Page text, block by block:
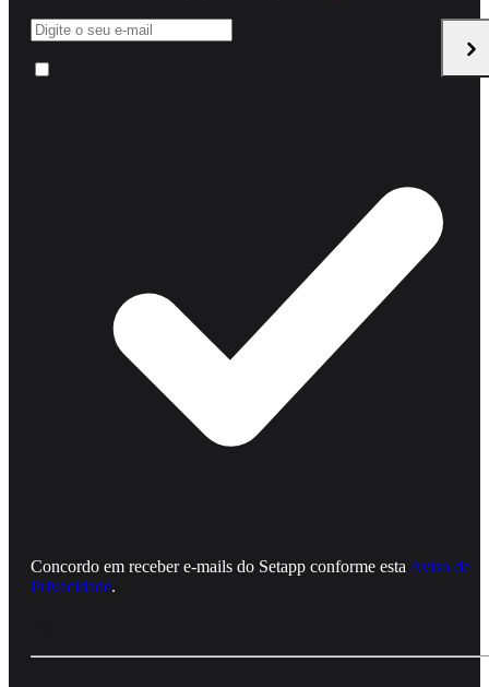
Concordo em receber e‑mails do Setapp conforme esta Aviso de
Privacidade.